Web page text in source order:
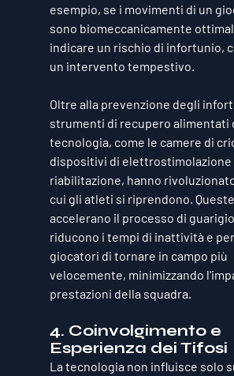
esempio, se i movimenti di un
sono biomeccanicamente
indicare un rischio di infortunio,
un intervento tempestivo.
Oltre alla prevenzione degli
strumenti di recupero alimentati
tecnologia, come le camere di
dispositivi di elettrostimolazione
riabilitazione, hanno
cui gli atleti si riprendono.
accelerano il processo di
riducono i tempi di inattività e
giocatori di tornare in campo più
velocemente, minimizzando
prestazioni della squadra.
4. Coinvolgimento e
Esperienza dei Tifosi
La tecnologia non influisce solo